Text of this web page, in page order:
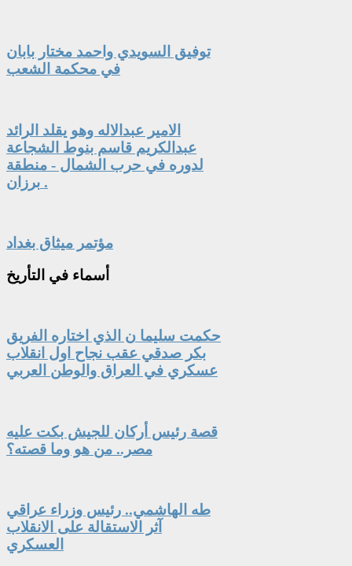
توفيق السويدي واحمد مختار بابان
في محكمة الشعب
الامير عبدالاله وهو يقلد الرائد
عبدالكريم قاسم بنوط الشجاعة
لدوره في حرب الشمال - منطقة
برزان .
مؤتمر ميثاق بغداد
أسماء في التأريخ
حكمت سليما ن الذي اختاره الفريق
بكر صدقي عقب نجاح اول انقلاب
عسكري في العراق والوطن العربي
قصة رئيس أركان للجيش بكت عليه
مصر.. من هو وما قصته؟
طه الهاشمي.. رئيس وزراء عراقي
آثر الاستقالة على الانقلاب
العسكري